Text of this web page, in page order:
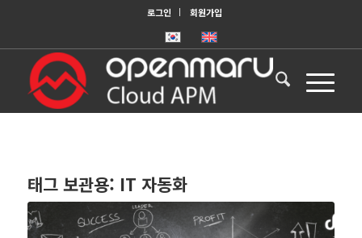
로그인 회원가입
태그 보관용: IT 자동화